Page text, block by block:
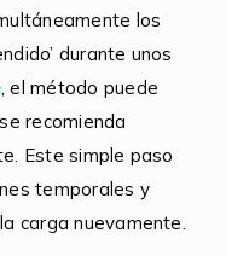
los
durante unos
, el método puede
recomienda
Este simple paso
temporales y
carga nuevamente.